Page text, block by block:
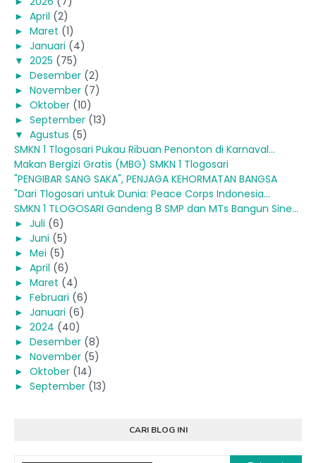
► April (2)
► Maret (1)
► Januari (4)
▼ 2025 (75)
► Desember (2)
► November (7)
► Oktober (10)
► September (13)
▼ Agustus (5)
SMKN 1 Tlogosari Pukau Ribuan Penonton di Karnaval...
Makan Bergizi Gratis (MBG) SMKN 1 Tlogosari
"PENGIBAR SANG SAKA", PENJAGA KEHORMATAN BANGSA
"Dari Tlogosari untuk Dunia: Peace Corps Indonesia...
SMKN 1 TLOGOSARI Gandeng 8 SMP dan MTs Bangun Sine...
► Juli (6)
► Juni (5)
► Mei (5)
► April (6)
► Maret (4)
► Februari (6)
► Januari (6)
► 2024 (40)
► Desember (8)
► November (5)
► Oktober (14)
► September (13)
CARI BLOG INI